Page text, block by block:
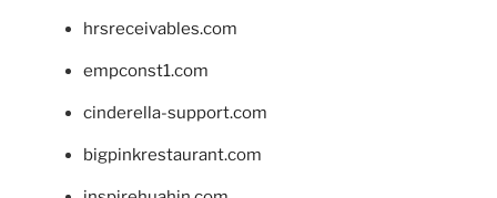
hrsreceivables.com
empconst1.com
cinderella-support.com
bigpinkrestaurant.com